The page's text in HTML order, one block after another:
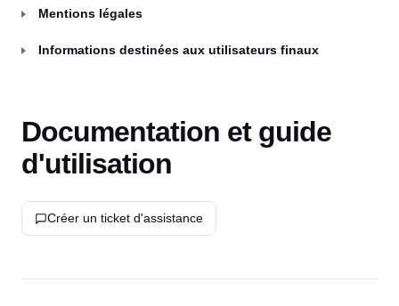
Mentions légales
Informations destinées aux utilisateurs finaux
Documentation et guide
d'utilisation
Créer un ticket d'assistance